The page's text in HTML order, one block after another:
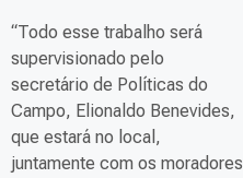
“Todo esse trabalho será
supervisionado pelo
secretário de Políticas do
Campo, Elionaldo Benevides,
que estará no local,
juntamente com os moradores